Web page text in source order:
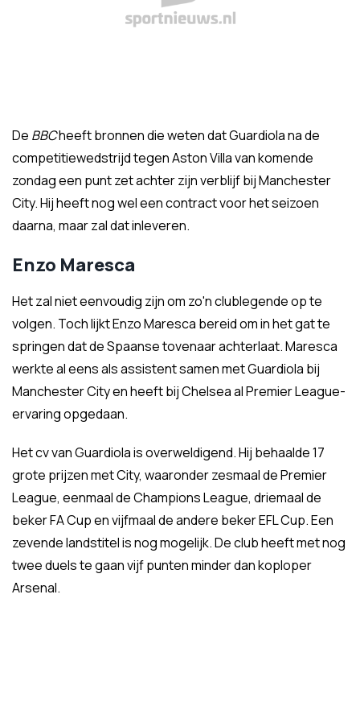
De BBCheeft bronnen die weten dat Guardiola na de
competitiewedstrijd tegen Aston Villa van komende
zondag een punt zet achter zijn verblijf bij Manchester
City. Hij heeft nog wel een contract voor het seizoen
daarna, maar zal dat inleveren.
Enzo Maresca
Het zal niet eenvoudig zijn om zo'n clublegende op te
volgen. Toch lijkt Enzo Maresca bereid om in het gat te
springen dat de Spaanse tovenaar achterlaat. Maresca
werkte al eens als assistent samen met Guardiola bij
Manchester City en heeft bij Chelsea al Premier League-
ervaring opgedaan.
Het cv van Guardiola is overweldigend. Hij behaalde 17
grote prijzen met City, waaronder zesmaal de Premier
League, eenmaal de Champions League, driemaal de
beker FA Cup en vijfmaal de andere beker EFL Cup. Een
zevende landstitel is nog mogelijk. De club heeft met nog
twee duels te gaan vijf punten minder dan koploper
Arsenal.